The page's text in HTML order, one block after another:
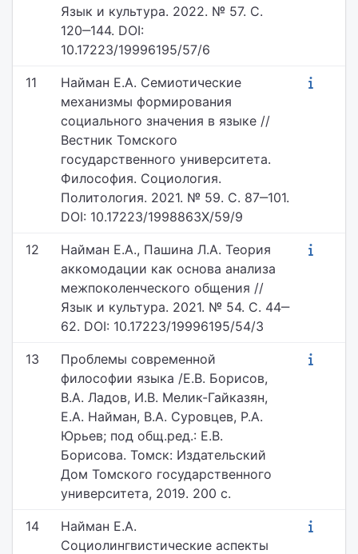
Язык и культура. 2022. № 57. С.
120‒144. DOI:
10.17223/19996195/57/6
11
Найман Е.А. Семиотические
механизмы формирования
социального значения в языке //
Вестник Томского
государственного университета.
Философия. Социология.
Политология. 2021. № 59. С. 87‒101.
DOI: 10.17223/1998863X/59/9
12
Найман Е.А., Пашина Л.А. Теория
аккомодации как основа анализа
межпоколенческого общения //
Язык и культура. 2021. № 54. С. 44‒
62. DOI: 10.17223/19996195/54/3
13
Проблемы современной
философии языка /Е.В. Борисов,
В.А. Ладов, И.В. Мелик-Гайказян,
Е.А. Найман, В.А. Суровцев, Р.А.
Юрьев; под общ.ред.: Е.В.
Борисова. Томск: Издательский
Дом Томского государственного
университета, 2019. 200 с.
14
Найман Е.А.
Социолингвистические аспекты